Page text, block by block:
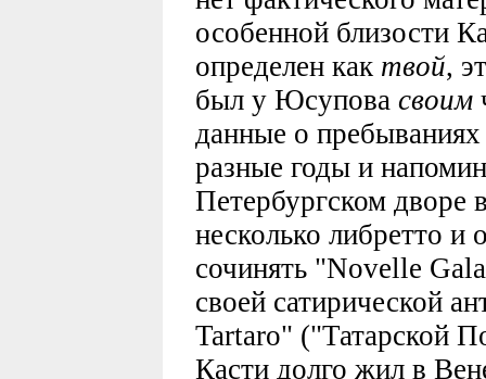
особенной близости
определен как твой,
был у Юсупова своим
данные о
разные годы и
Петербургском дворе
несколько либретто и
сочинять "Novelle
своей сатирической
Tartaro" ("Татарской
Касти долго жил в